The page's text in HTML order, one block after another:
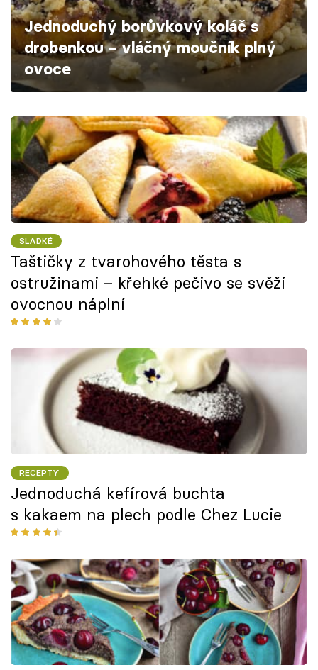
Škola vaření
Recepty z TV
Speciál: Cuketa
Těhotnej kuchař
Sledujte prima+
Přihlášení
Sledujte nás
Jednoduchý borůvkový koláč s
drobenkou – vláčný moučník plný
ovoce
SLADKÉ
Taštičky z tvarohového těsta s
ostružinami – křehké pečivo se svěží
ovocnou náplní
RECEPTY
Jednoduchá kefírová buchta
s kakaem na plech podle Chez Lucie